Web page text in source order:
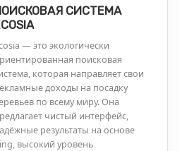
СИСТЕМА
— это экологически
поисковая
которая направляет свои
доходы на посадку
по всему миру. Она
чистый интерфейс,
результаты на основе
высокий уровень